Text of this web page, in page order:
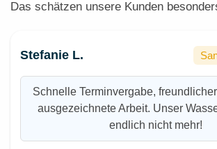
Das schätzen unsere Kunden
Stefanie L.
Schnelle Terminvergabe,
ausgezeichnete Arbeit. Unser
endlich nicht mehr!